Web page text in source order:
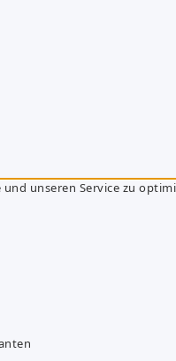
unseren Service zu